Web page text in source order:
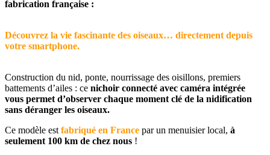
fabrication française :
Découvrez la vie fascinante des oiseaux… directement depuis
votre smartphone.
Construction du nid, ponte, nourrissage des oisillons, premiers
battements d’ailes : ce nichoir connecté avec caméra intégrée
vous permet d’observer chaque moment clé de la nidification
sans déranger les oiseaux.
Ce modèle est fabriqué en France par un menuisier local, à
seulement 100 km de chez nous !